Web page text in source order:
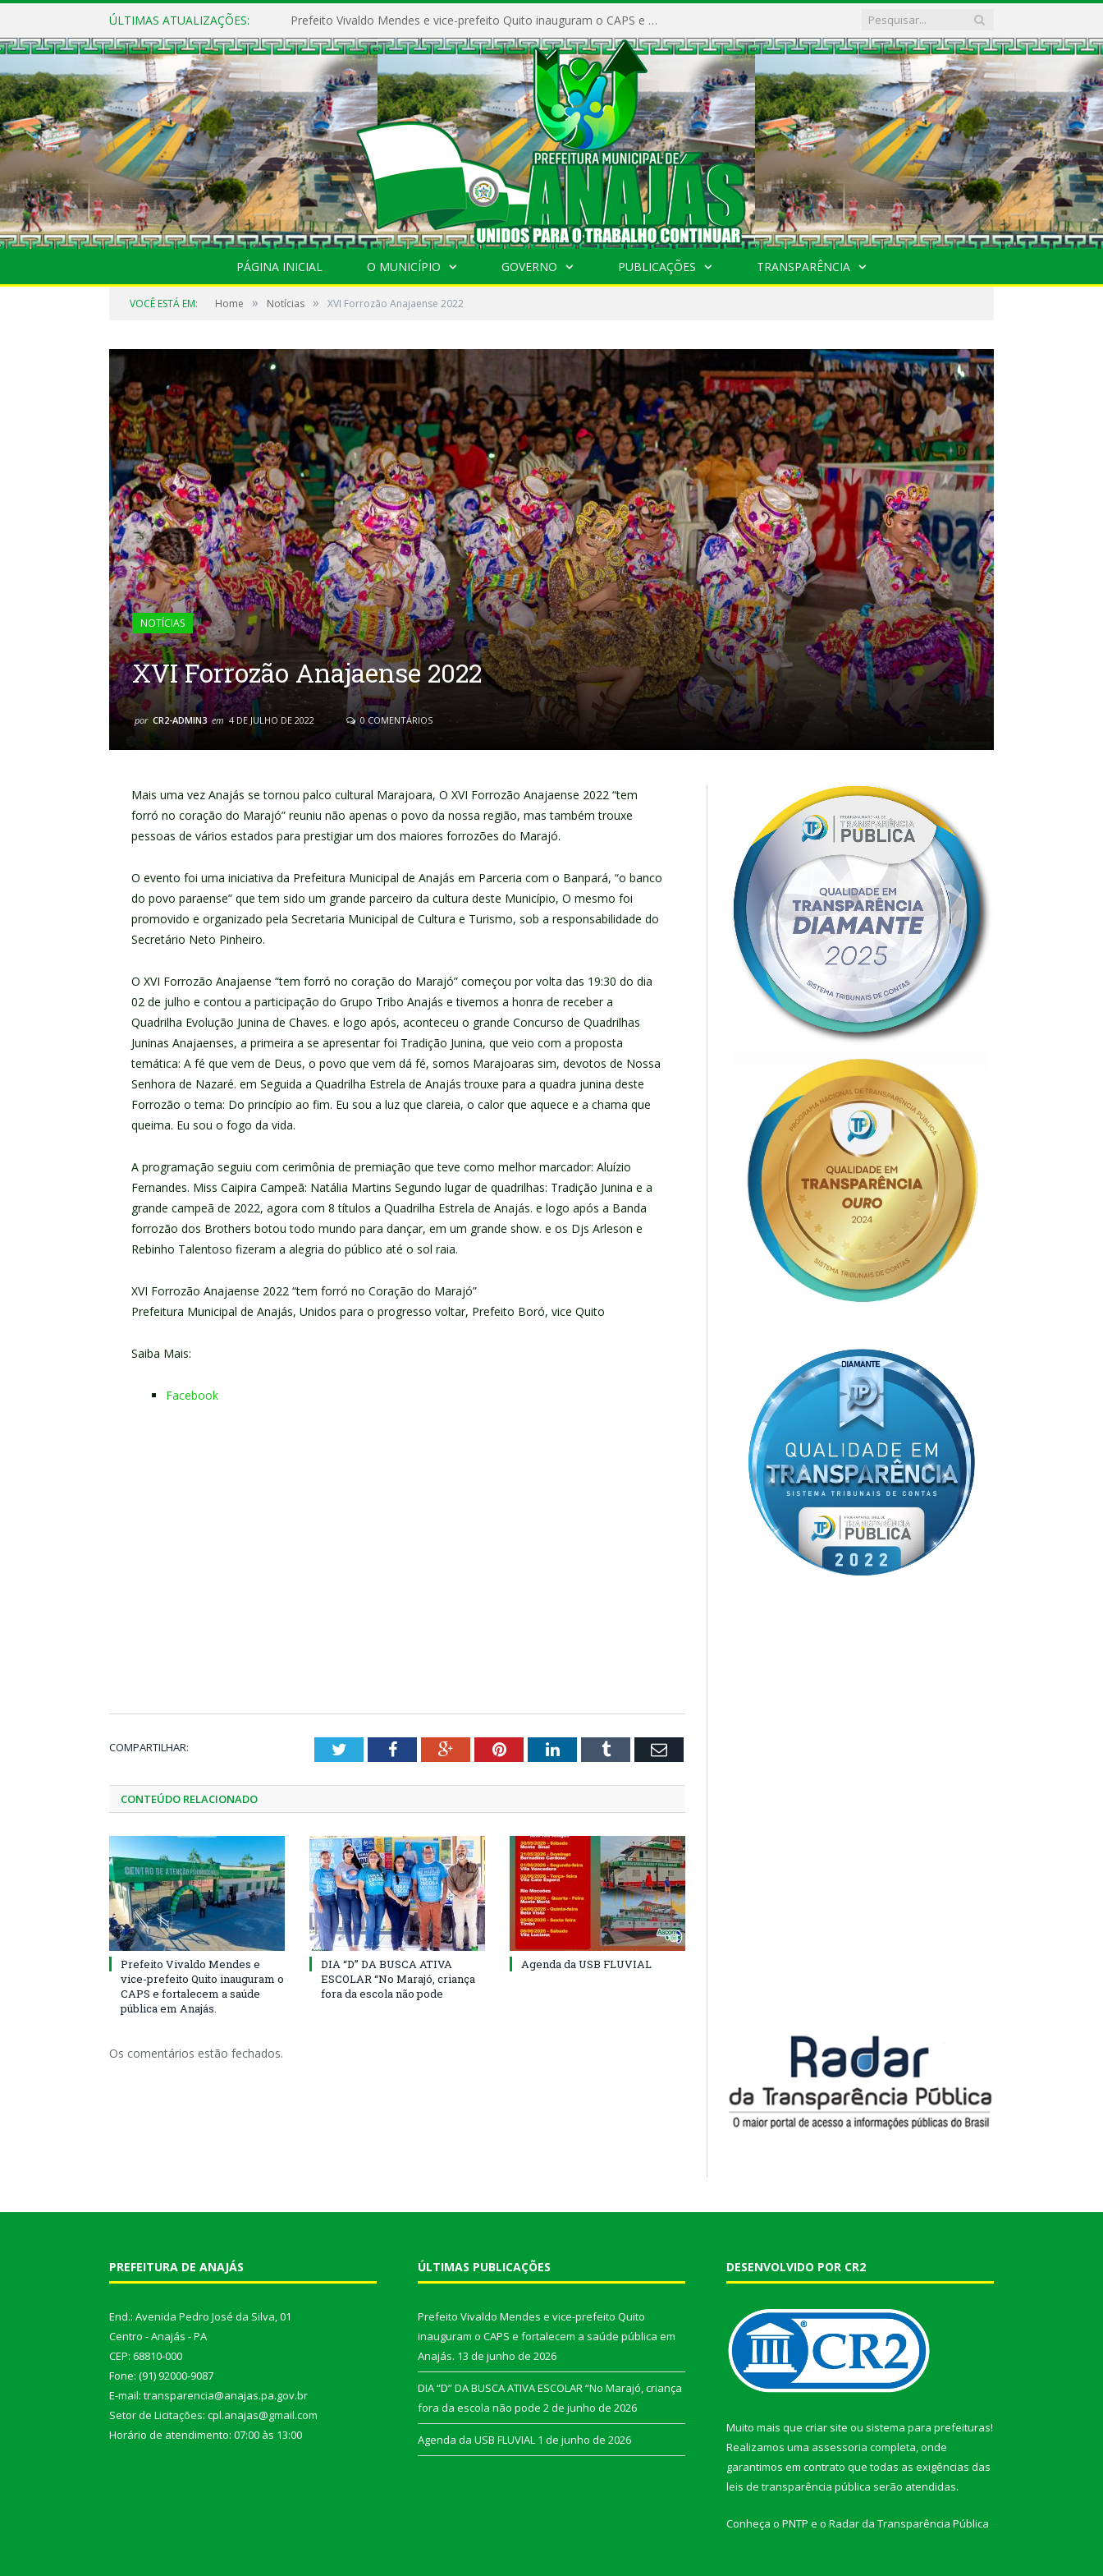
ÚLTIMAS ATUALIZAÇÕES: Prefeito Vivaldo Mendes e vice-prefeito Quito inauguram o CAPS e fortalecem a saúde pública em Anajás.
PÁGINA INICIAL O MUNICÍPIO GOVERNO PUBLICAÇÕES TRANSPARÊNCIA
VOCÊ ESTÁ EM: Home » Notícias » XVI Forrozão Anajaense 2022
NOTÍCIAS
XVI Forrozão Anajaense 2022
por CR2-ADMIN3 em 4 DE JULHO DE 2022 0 COMENTÁRIOS
Mais uma vez Anajás se tornou palco cultural Marajoara, O XVI Forrozão Anajaense 2022 “tem
forró no coração do Marajó” reuniu não apenas o povo da nossa região, mas também trouxe
pessoas de vários estados para prestigiar um dos maiores forrozões do Marajó.
O evento foi uma iniciativa da Prefeitura Municipal de Anajás em Parceria com o Banpará, “o banco
do povo paraense” que tem sido um grande parceiro da cultura deste Município, O mesmo foi
promovido e organizado pela Secretaria Municipal de Cultura e Turismo, sob a responsabilidade do
Secretário Neto Pinheiro.
O XVI Forrozão Anajaense “tem forró no coração do Marajó” começou por volta das 19:30 do dia
02 de julho e contou a participação do Grupo Tribo Anajás e tivemos a honra de receber a
Quadrilha Evolução Junina de Chaves. e logo após, aconteceu o grande Concurso de Quadrilhas
Juninas Anajaenses, a primeira a se apresentar foi Tradição Junina, que veio com a proposta
temática: A fé que vem de Deus, o povo que vem dá fé, somos Marajoaras sim, devotos de Nossa
Senhora de Nazaré. em Seguida a Quadrilha Estrela de Anajás trouxe para a quadra junina deste
Forrozão o tema: Do princípio ao fim. Eu sou a luz que clareia, o calor que aquece e a chama que
queima. Eu sou o fogo da vida.
A programação seguiu com cerimônia de premiação que teve como melhor marcador: Aluízio
Fernandes. Miss Caipira Campeã: Natália Martins Segundo lugar de quadrilhas: Tradição Junina e a
grande campeã de 2022, agora com 8 títulos a Quadrilha Estrela de Anajás. e logo após a Banda
forrozão dos Brothers botou todo mundo para dançar, em um grande show. e os Djs Arleson e
Rebinho Talentoso fizeram a alegria do público até o sol raia.
XVI Forrozão Anajaense 2022 “tem forró no Coração do Marajó”
Prefeitura Municipal de Anajás, Unidos para o progresso voltar, Prefeito Boró, vice Quito
Saiba Mais:
Facebook
COMPARTILHAR: TwitterFacebookGoogle+PinterestLinkedInTumblr Email
CONTEÚDO RELACIONADO
Prefeito Vivaldo Mendes e
vice-prefeito Quito inauguram o
CAPS e fortalecem a saúde
pública em Anajás.
DIA “D” DA BUSCA ATIVA
ESCOLAR “No Marajó, criança
fora da escola não pode
Agenda da USB FLUVIAL
Os comentários estão fechados.
PREFEITURA DE ANAJÁS
End.: Avenida Pedro José da Silva, 01
Centro - Anajás - PA
CEP: 68810-000
Fone: (91) 92000-9087
E-mail: transparencia@anajas.pa.gov.br
Setor de Licitações: cpl.anajas@gmail.com
Horário de atendimento: 07:00 às 13:00
ÚLTIMAS PUBLICAÇÕES
Prefeito Vivaldo Mendes e vice-prefeito Quito
inauguram o CAPS e fortalecem a saúde pública em
Anajás. 13 de junho de 2026
DIA “D” DA BUSCA ATIVA ESCOLAR “No Marajó, criança
fora da escola não pode 2 de junho de 2026
Agenda da USB FLUVIAL 1 de junho de 2026
DESENVOLVIDO POR CR2
Muito mais que criar site ou sistema para prefeituras!
Realizamos uma assessoria completa, onde
garantimos em contrato que todas as exigências das
leis de transparência pública serão atendidas.
Conheça o PNTP e o Radar da Transparência Pública